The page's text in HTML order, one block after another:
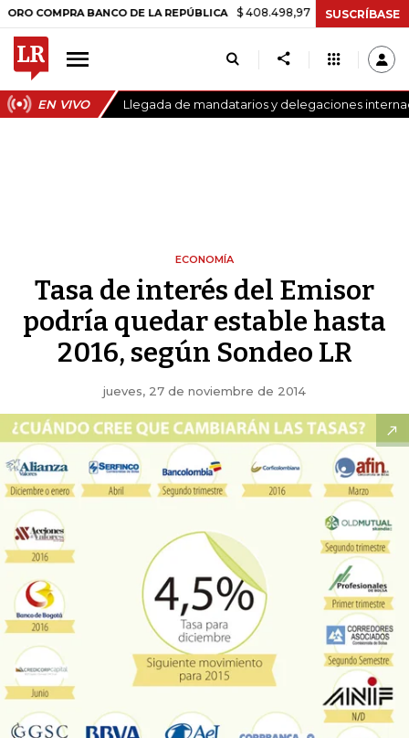
BANCO DE LA REPÚBLICA $ 408.498,97 +$ 8.753,81 +2,19%
SUSCRÍBASE
EN VIVO Llegada de mandatarios y delegaciones
ECONOMÍA
Tasa de interés del Emisor
podría quedar estable hasta
2016, según Sondeo LR
jueves, 27 de noviembre de 2014